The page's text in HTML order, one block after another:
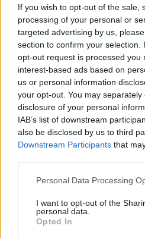
If you wish to opt-out of the sale,
processing of your personal or
targeted advertising by us,
section to confirm your selection.
opt-out request is processed you
interest-based ads based on
us or personal information
your opt-out. You may
disclosure of your personal
IAB’s list of downstream
also be disclosed by us to third
Downstream Participants that
Personal Data Processing
I want to opt-out of the
personal data.
Opted In